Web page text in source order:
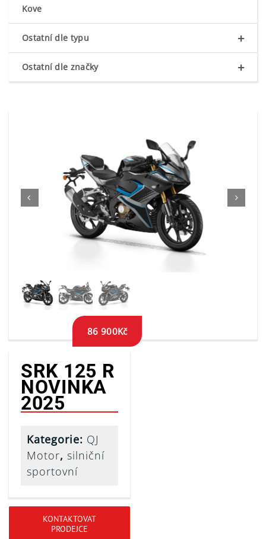
 
SRK 125 R
NOVINKA
2025
86 900Kč
Kategorie: QJ
Motor, silniční
sportovní
KONTAKTOVAT
PRODEJCE
Kove
+
Ostatní dle typu
+
Ostatní dle značky